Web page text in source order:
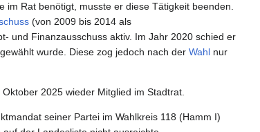
Rat benötigt, musste er diese Tätigkeit beenden.
(von 2009 bis 2014 als
und Finanzausschuss aktiv. Im Jahr 2020 schied er
wurde. Diese zog jedoch nach der Wahl nur
2025 wieder Mitglied im Stadtrat.
seiner Partei im Wahlkreis 118 (Hamm I)